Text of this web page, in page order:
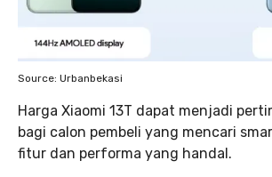
Source: Urbanbekasi
Harga Xiaomi 13T dapat menjadi
bagi calon pembeli yang mencari
fitur dan performa yang handal.